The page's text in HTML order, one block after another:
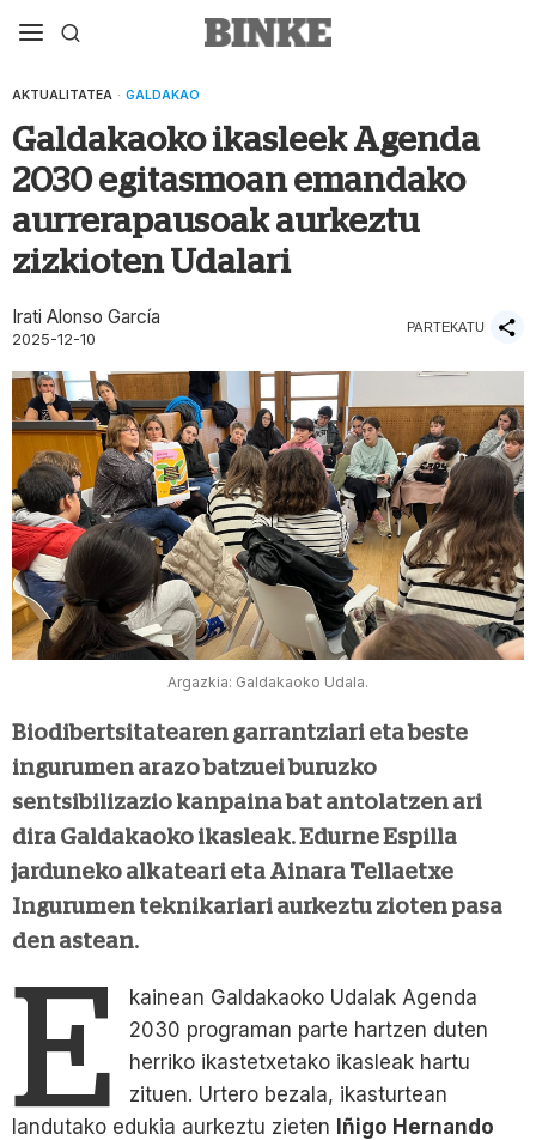
AKTUALITATEA · GALDAKAO
Galdakaoko ikasleek Agenda
2030 egitasmoan emandako
aurrerapausoak aurkeztu
zizkioten Udalari
Irati Alonso García
2025-12-10
PARTEKATU
Argazkia: Galdakaoko Udala.
Biodibertsitatearen garrantziari eta beste
ingurumen arazo batzuei buruzko
sentsibilizazio kanpaina bat antolatzen ari
dira Galdakaoko ikasleak. Edurne Espilla
jarduneko alkateari eta Ainara Tellaetxe
Ingurumen teknikariari aurkeztu zioten pasa
den astean.
E
kainean Galdakaoko Udalak Agenda
2030 programan parte hartzen duten
herriko ikastetxetako ikasleak hartu
zituen. Urtero bezala, ikasturtean
landutako edukia aurkeztu zieten Iñigo Hernando